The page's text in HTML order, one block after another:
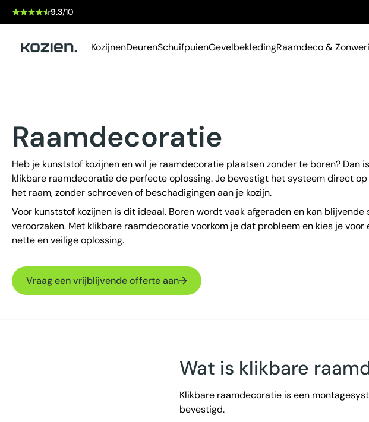
9.3/10
KozijnenDeurenSchuifpuienGevelbekledingRaamdeco &
Raamdecoratie
Heb je kunststof kozijnen en wil je raamdecoratie plaatsen zonder te boren? Dan is
klikbare raamdecoratie de perfecte oplossing. Je bevestigt het systeem direct op
het raam, zonder schroeven of beschadigingen aan je kozijn.
Voor kunststof kozijnen is dit ideaal. Boren wordt vaak afgeraden en kan blijvende
veroorzaken. Met klikbare raamdecoratie voorkom je dat probleem en kies je voor
nette en veilige oplossing.
Vraag een vrijblijvende offerte aan
Wat is klikbare
Klikbare raamdecoratie is een
bevestigd.